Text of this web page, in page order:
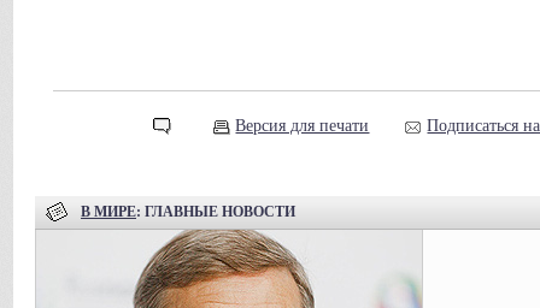
Версия для печати Подписаться
В МИРЕ: ГЛАВНЫЕ НОВОСТИ